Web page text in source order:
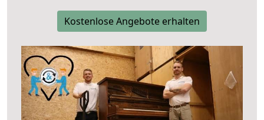
Kostenlose Angebote erhalten